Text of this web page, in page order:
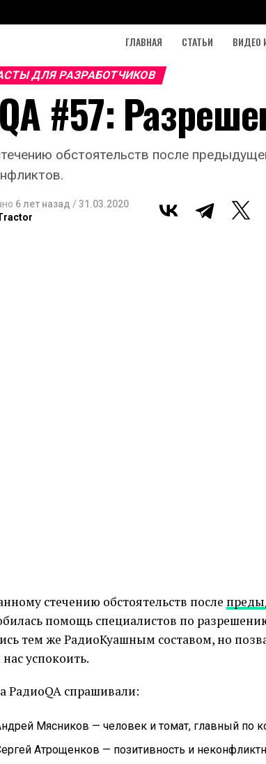
ГЛАВНАЯ СТАТЬИ ВИДЕО
ДЛЯ РАЗРАБОТЧИКОВ
#57:
обстоятельств после
6 лет назад / 31.03.2020
стечению обстоятельств после
помощь специалистов по
тем же РадиоКуашным составом, но
успокоить.
РадиоQA спрашивали:
Мясников — человек и томат, главный по
Атрощенков — позитивность и